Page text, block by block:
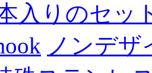
入りのセッ
ノンデザ